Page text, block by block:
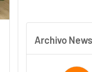
Archivo